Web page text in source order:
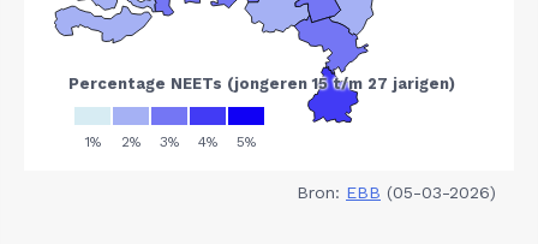
Bron: EBB (05-03-2026)